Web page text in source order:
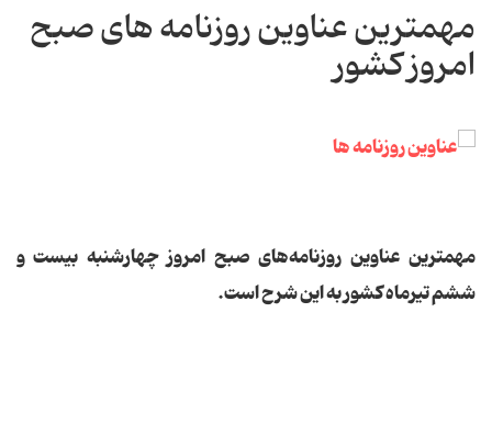
مهمترین عناوین روزنامه های صبح
امروز کشور
مهمترین عناوین روزنامه‌‌های صبح امروز چهارشنبه بیست و
ششم تیرماه کشور به این شرح است.